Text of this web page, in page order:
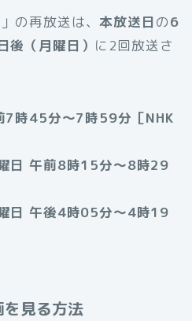
」の再放送は、 本放送日 の6
後（月曜日） に2回放送さ
時45分～7時59分［NHK
午前8時15分～8時29
午後4時05分～4時19
見る方法